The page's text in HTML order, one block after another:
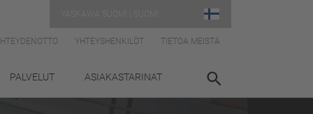
YHTEYSHENKILÖT TIETOA MEISTÄ
PALVELUT ASIAKASTARINAT